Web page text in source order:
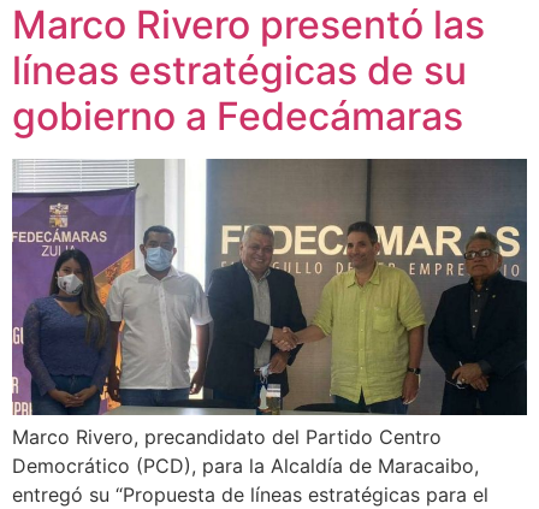
Marco Rivero presentó las
líneas estratégicas de su
gobierno a Fedecámaras
Marco Rivero, precandidato del Partido Centro
Democrático (PCD), para la Alcaldía de Maracaibo,
entregó su “Propuesta de líneas estratégicas para el